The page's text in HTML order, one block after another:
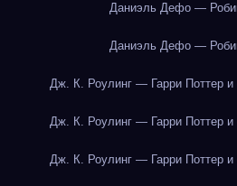
Даниэль Дефо —
Даниэль Дефо —
Дж. К. Роулинг — Гарри Поттер
Дж. К. Роулинг — Гарри Поттер
Дж. К. Роулинг — Гарри Поттер